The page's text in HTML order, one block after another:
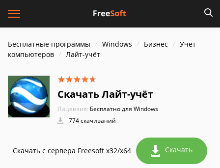
Бесплатные программы Windows Бизнес
Учет
компьютеров
Лайт-учёт
Скачать Лайт-учёт
Лицензия: Бесплатно для Windows
774 скачиваний
Скачать с сервера Freesoft x32/x64 Скачать